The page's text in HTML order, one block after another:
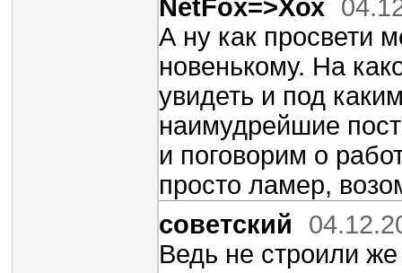
NetFox=>Хох
А ну как просвети
новенькому. На
увидеть и под
наимудрейшие
и поговорим о
просто ламер,
советский
Ведь не строили